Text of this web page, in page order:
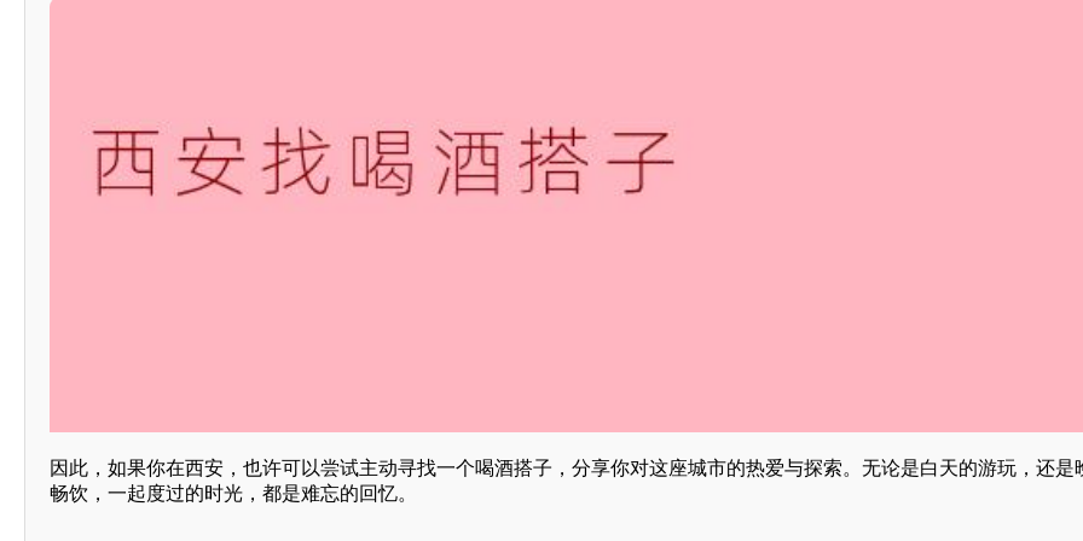
因此，如果你在西安，也许可以尝试主动寻找一个喝酒搭子，分享你对这座城市的热爱与探索。无论是白天的游玩，还是
畅饮，一起度过的时光，都是难忘的回忆。